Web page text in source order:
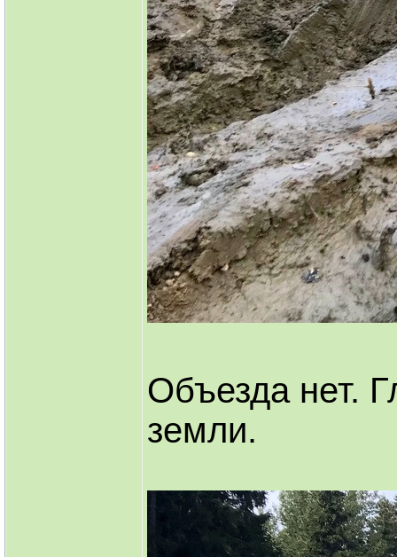
Объезда нет.
земли.